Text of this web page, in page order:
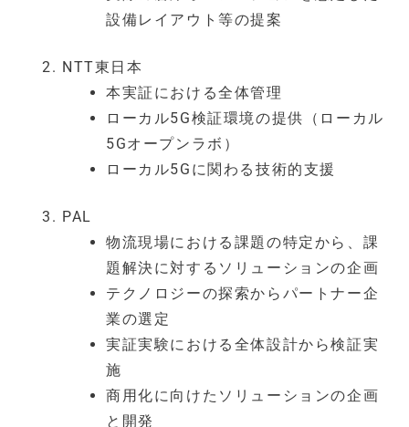
設備レイアウト等の提案
NTT東日本
本実証における全体管理
ローカル5G検証環境の提供（ローカル
5Gオープンラボ）
ローカル5Gに関わる技術的支援
PAL
物流現場における課題の特定から、課
題解決に対するソリューションの企画
テクノロジーの探索からパートナー企
業の選定
実証実験における全体設計から検証実
施
商用化に向けたソリューションの企画
と開発